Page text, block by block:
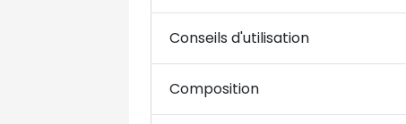
Conseils d'utilisation
Composition